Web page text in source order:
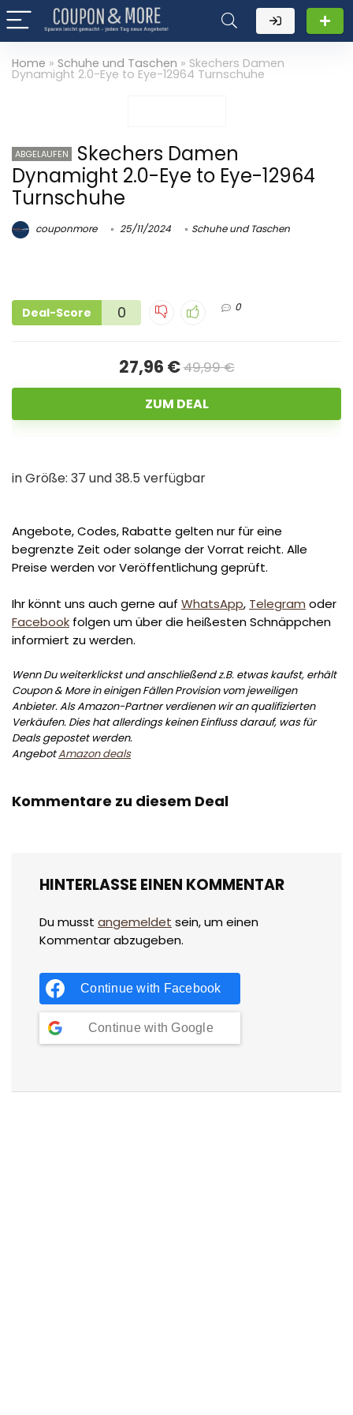
Home » Schuhe und Taschen » Skechers Damen
Dynamight 2.0-Eye to Eye-12964 Turnschuhe
ABGELAUFEN
Skechers Damen
Dynamight 2.0-Eye to Eye-12964
Turnschuhe
couponmore 25/11/2024 Schuhe und Taschen
Deal-Score 0 0
27,96 €49,99 €
ZUM DEAL
in Größe: 37 und 38.5 verfügbar
Angebote, Codes, Rabatte gelten nur für eine
begrenzte Zeit oder solange der Vorrat reicht. Alle
Preise werden vor Veröffentlichung geprüft.
Ihr könnt uns auch gerne auf WhatsApp, Telegram oder
Facebook folgen um über die heißesten Schnäppchen
informiert zu werden.
Wenn Du weiterklickst und anschließend z.B. etwas kaufst, erhält
Coupon & More in einigen Fällen Provision vom jeweiligen
Anbieter. Als Amazon-Partner verdienen wir an qualifizierten
Verkäufen. Dies hat allerdings keinen Einfluss darauf, was für
Deals gepostet werden.
AngebotAmazon deals
Kommentare zu diesem Deal
HINTERLASSE EINEN KOMMENTAR
Du musst angemeldet sein, um einen
Kommentar abzugeben.
Continue with Facebook
Continue with Google